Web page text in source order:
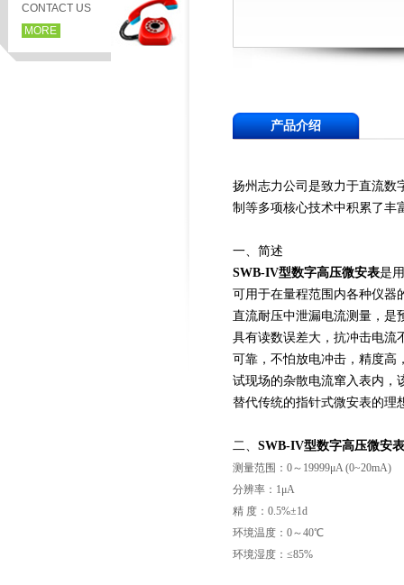
CONTACT US
MORE
产品介绍
扬州志力公司是致力于直流数
制等多项核心技术中积累了丰
一、简述
SWB-IV型数字高压微安表是
可用于在量程范围内各种仪器
直流耐压中泄漏电流测量，是
具有读数误差大，抗冲击电流
可靠，不怕放电冲击，精度高
试现场的杂散电流窜入表内，
替代传统的指针式微安表的理
二、 SWB-IV型数字高压微安表
测量范围：0～19999μA (0~20mA)
分辨率：1μA
精 度：0.5%±1d
环境温度：0～40℃
环境湿度：≤85%